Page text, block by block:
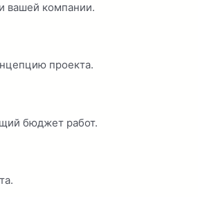
вашей компании.
проекта.
бюджет работ.